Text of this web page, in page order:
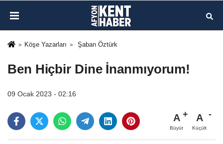
Köşe Yazarları Şaban Öztürk
Ben Hiçbir Dine İnanmıyorum!
09 Ocak 2023 - 02:16
A
Büyüt
A
Küçült